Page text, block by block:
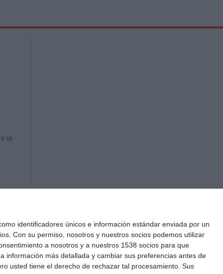
identificadores únicos e información estándar enviada por un
Con su permiso, nosotros y nuestros socios podemos utilizar
a nosotros y a nuestros 1538 socios para que
información más detallada y cambiar sus preferencias antes de
usted tiene el derecho de rechazar tal procesamiento. Sus
la